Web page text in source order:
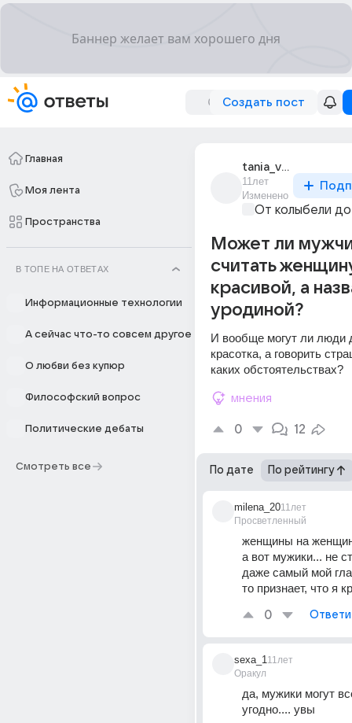
Создать пост
Главная
Моя лента
Пространства
В ТОПЕ НА ОТВЕТАХ
Информационные технологии
А сейчас что-то совсем другое
О любви без купюр
Философский вопрос
Политические дебаты
Смотреть все
tania_volkova_575
11лет
Изменено
От колыбели
Может ли
считать
красивой, а
уродиной?
И вообще могут ли люди
красотка, а говорить
каких обстоятельствах?
мнения
0 12
По дате По рейтингу
milena_20
Просветленный
11лет
женщины на
а вот мужики... не
даже самый мой
то признает, что я
0
sexa_1
Оракул
11лет
да, мужики могут
угодно.... увы